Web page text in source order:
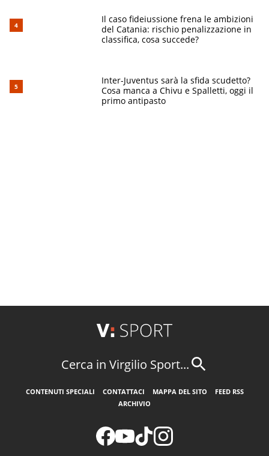
Il caso fideiussione frena le ambizioni
del Catania: rischio penalizzazione in
classifica, cosa succede?
Inter-Juventus sarà la sfida scudetto?
Cosa manca a Chivu e Spalletti, oggi il
primo antipasto
Cerca in Virgilio Sport...
CONTENUTI SPECIALI CONTATTACI MAPPA DEL SITO
FEED RSS
ARCHIVIO